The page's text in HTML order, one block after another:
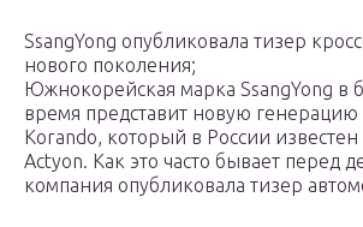
SsangYong опубликовала тизер
нового поколения;
Южнокорейская марка SsangYong в
время представит новую генерацию
Korando, который в России
Actyon. Как это часто бывает перед
компания опубликовала тизер